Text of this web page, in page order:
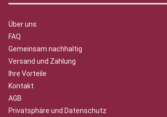
Über uns
FAQ
Gemeinsam nachhaltig
Versand und Zahlung
Ihre Vorteile
Kontakt
AGB
Privatsphäre und Datenschutz